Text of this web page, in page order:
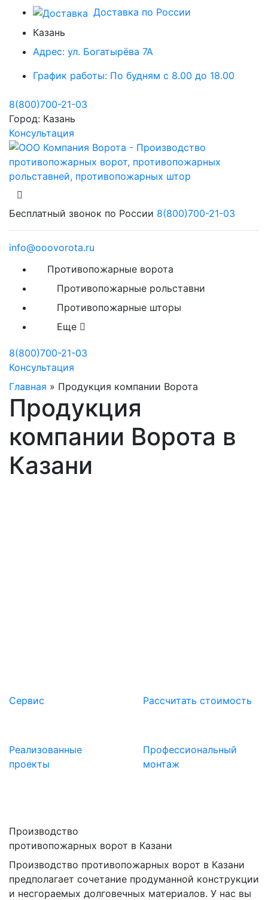
Доставка по России
Казань
Адрес: ул. Богатырёва 7А
График работы: По будням с 8.00 до 18.00
8(800)700-21-03
Город: Казань
Консультация
Бесплатный звонок по России 8(800)700-21-03
info@ooovorota.ru
Противопожарные ворота
Противопожарные рольставни
Противопожарные шторы
Еще
8(800)700-21-03
Консультация
Главная » Продукция компании Ворота
Продукция
компании Ворота в
Казани
Сервис Расcчитать стоимость
Реализованные
проекты
Профессиональный
монтаж
Производство
противопожарных ворот в Казани
Производство противопожарных ворот в Казани
предполагает сочетание продуманной конструкции
и несгораемых долговечных материалов. У нас вы